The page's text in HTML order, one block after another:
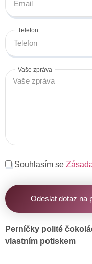
Telefon
Vaše zpráva
Souhlasím se
Odeslat dotaz na
Perníčky polité
vlastním potiskem